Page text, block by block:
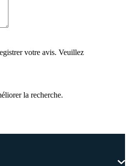
votre avis. Veuillez
la recherche.